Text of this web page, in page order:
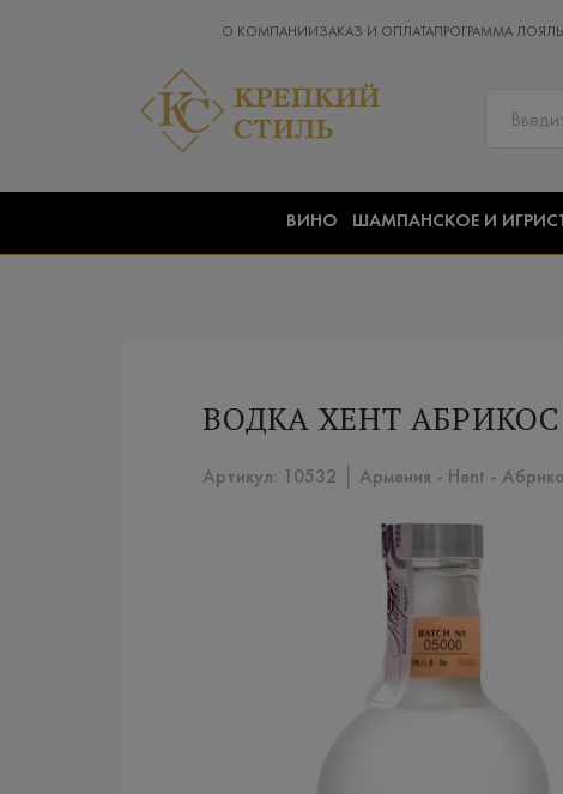
О КОМПАНИИ ЗАКАЗ И ОПЛАТАПРОГРАММА
ВИНО ШАМПАНСКОЕ И
ВОДКА ХЕНТ
Артикул: 10532 │ Армения - Hent -